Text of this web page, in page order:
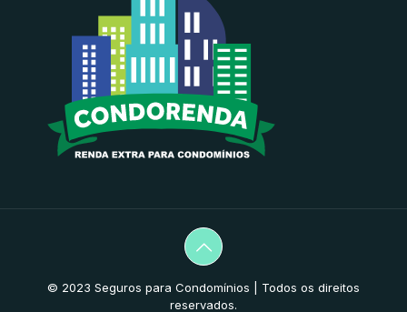
© 2023 Seguros para Condomínios | Todos os direitos
reservados.